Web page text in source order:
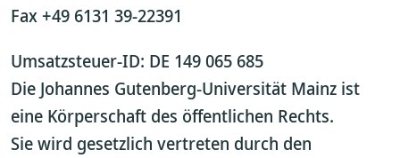
Fax +49 6131 39-22391
Umsatzsteuer-ID: DE 149 065 685
Die Johannes Gutenberg-Universität Mainz ist
eine Körperschaft des öffentlichen Rechts.
Sie wird gesetzlich vertreten durch den